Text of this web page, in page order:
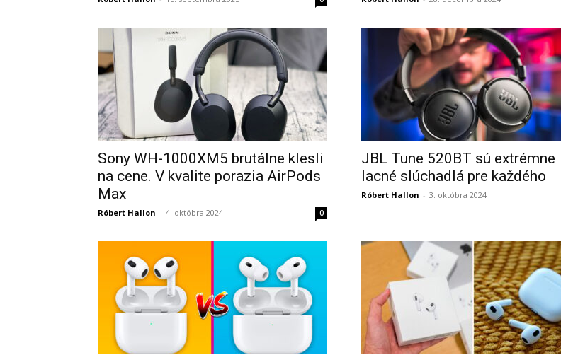
Sony WH-1000XM5 brutálne klesli
na cene. V kvalite porazia AirPods
Max
Róbert Hallon - 4. októbra 2024 0
JBL Tune 520BT sú extrémne
lacné slúchadlá pre každého
Róbert Hallon - 3. októbra 2024